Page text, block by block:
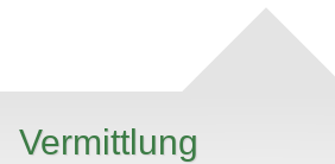
Vermittlung